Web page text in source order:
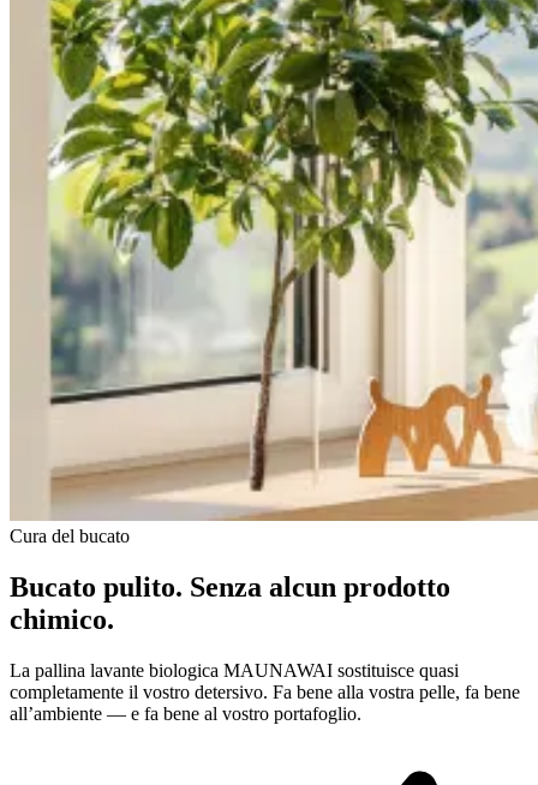
Cura del bucato
Bucato pulito. Senza alcun prodotto
chimico.
La pallina lavante biologica MAUNAWAI sostituisce quasi
completamente il vostro detersivo. Fa bene alla vostra pelle, fa bene
all’ambiente — e fa bene al vostro portafoglio.